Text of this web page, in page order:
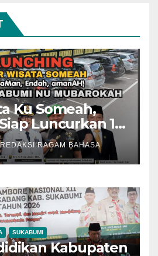
Ku Someah,
Luncurkan 13
Pilot
Wisata
RAGAM BAHASA
SUKABUMI
Kabupaten